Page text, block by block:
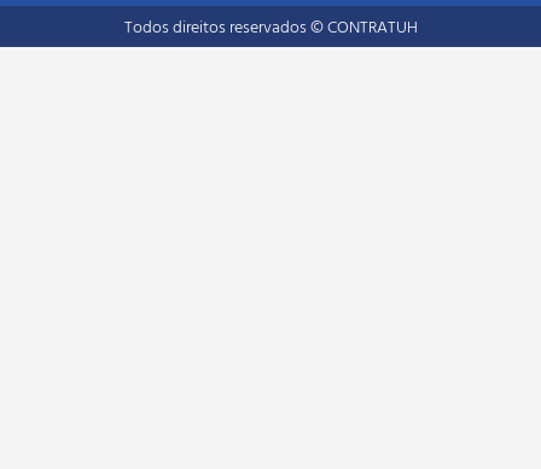
Todos direitos reservados © CONTRATUH